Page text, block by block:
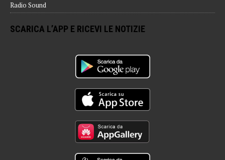
Radio Sound
SCARICA L’APP E RICEVI LE NOTIZIE